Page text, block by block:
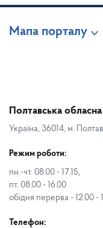
Мапа порталу
Полтавська
Україна, 36014, м.
Режим роботи:
пн.-чт. 08.00 - 17.15,
пт. 08.00 - 16.00
обідня перерва - 12.00 -
Телефон: